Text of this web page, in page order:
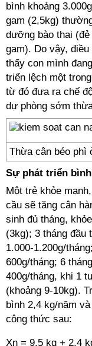
bình khoảng
gam (2,5kg)
dưỡng bào thai
gam). Do vậy,
thấy con mình
triển lệch một
từ đó đưa ra chế
dự phòng sớm
Thừa cân béo phì
Sự phát triển
Một trẻ khỏe
cầu sẽ tăng cân
sinh đủ tháng,
(3kg); 3 tháng đầu
1.000-1.200g/
600g/tháng; 6
400g/tháng, khi 1
(khoảng 9-10kg).
bình 2,4 kg/năm
công thức sau:
Xn = 9,5 kg + 2,4